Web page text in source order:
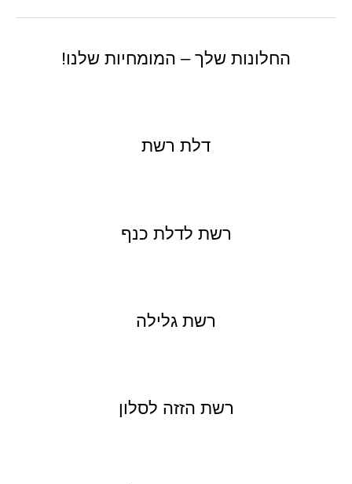
החלונות שלך – המומחיות שלנו!
דלת רשת
רשת לדלת כנף
רשת גלילה
רשת הזזה לסלון